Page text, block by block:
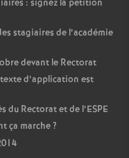
: signez la pétition
stagiaires de l’académie
devant le Rectorat
d’application est
du Rectorat et de l’ESPE
ça marche?